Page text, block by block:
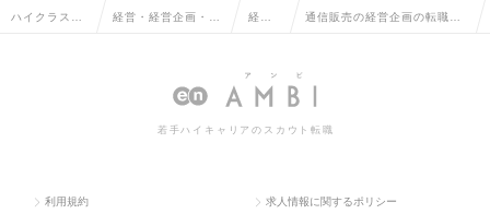
ハイクラス求 経営・経営企画・事 経営 通信販売の経営企画の転職・
若手ハイキャリアのスカウト転職
利用規約 求人情報に関するポリシー